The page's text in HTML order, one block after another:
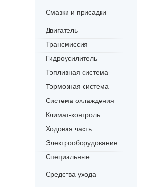
Смазки и присадки
Двигатель
Трансмиссия
Гидроусилитель
Топливная система
Тормозная система
Система охлаждения
Климат-контроль
Ходовая часть
Электрооборудование
Специальные
Средства ухода